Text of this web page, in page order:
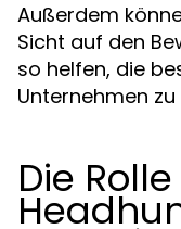
Außerdem
Sicht auf den
so helfen, die
Unternehmen
Die